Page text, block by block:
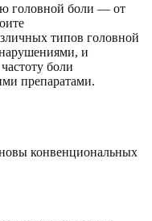
головной боли — от
типов головной
и
боли
препаратами.
конвенциональных